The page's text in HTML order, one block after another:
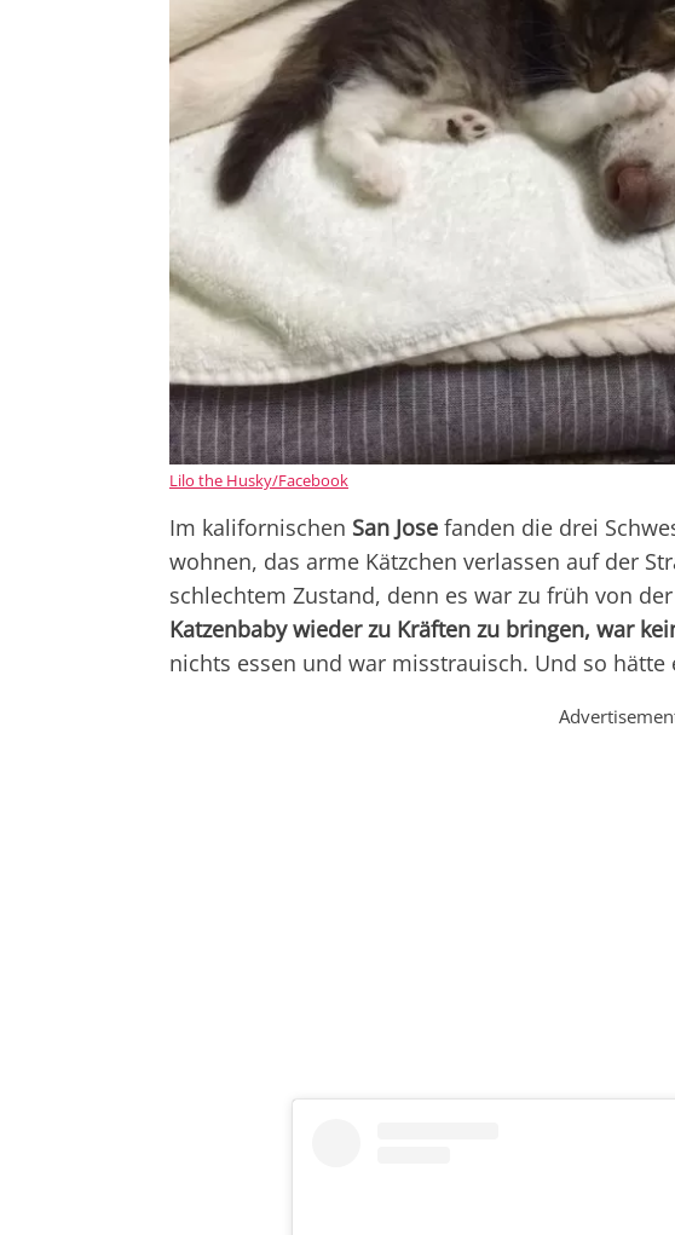
Lilo the Husky/Facebook
Im kalifornischen San Jose fanden die drei
wohnen, das arme Kätzchen verlassen auf der
schlechtem Zustand, denn es war zu früh von
Katzenbaby wieder zu Kräften zu bringen, war
nichts essen und war misstrauisch. Und so